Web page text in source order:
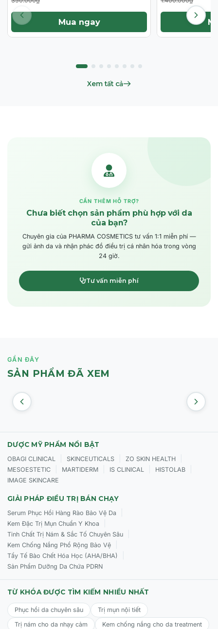
Mua ngay
Xem tất cả
CẦN THÊM HỖ TRỢ?
Chưa biết chọn sản phẩm phù hợp với da
của bạn?
Chuyên gia của PHARMA COSMETICS tư vấn 1:1 miễn phí —
gửi ảnh da và nhận phác đồ điều trị cá nhân hóa trong vòng
24 giờ.
Tư vấn miễn phí
GẦN ĐÂY
SẢN PHẨM ĐÃ XEM
DƯỢC MỸ PHẨM NỔI BẬT
OBAGI CLINICAL SKINCEUTICALS ZO SKIN HEALTH
MESOESTETIC MARTIDERM IS CLINICAL HISTOLAB
IMAGE SKINCARE
GIẢI PHÁP ĐIỀU TRỊ BÁN CHẠY
Serum Phục Hồi Hàng Rào Bảo Vệ Da
Kem Đặc Trị Mụn Chuẩn Y Khoa
Tinh Chất Trị Nám & Sắc Tố Chuyên Sâu
Kem Chống Nắng Phổ Rộng Bảo Vệ
Tẩy Tế Bào Chết Hóa Học (AHA/BHA)
Sản Phẩm Dưỡng Da Chứa PDRN
TỪ KHÓA ĐƯỢC TÌM KIẾM NHIỀU NHẤT
Phục hồi da chuyên sâu
Trị mụn nội tiết
Trị nám cho da nhạy cảm
Kem chống nắng cho da treatment